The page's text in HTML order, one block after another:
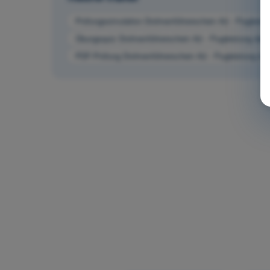
Prüfungssimulation Drohnenführerschein A2 -
Übungsquiz Drohnenführerschein A2 - Flugleistung des
PDF-Prüfung Drohnenführerschein A2 - Flugleistung des